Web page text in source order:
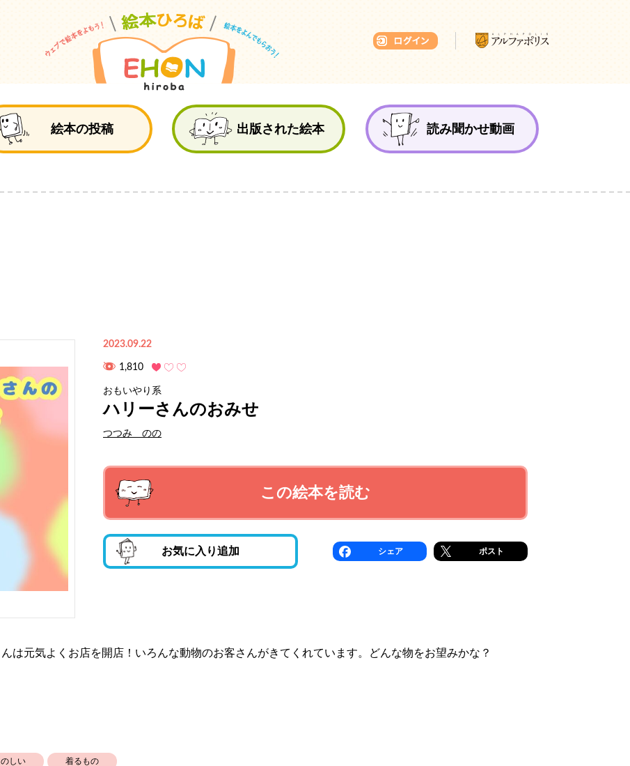
絵本の投稿 出版された絵本 読み聞かせ動画
2023.09.22
1,810
おもいやり系
ハリーさんのおみせ
つつみ のの
この絵本を読む
お気に入り追加 シェア ポスト
は元気よくお店を開店！いろんな動物のお客さんがきてくれています。どんな物をお望みかな？
しい 着るもの